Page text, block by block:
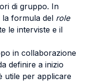
di gruppo. In
formula del role
le interviste e il
in collaborazione
definire a inizio
utile per applicare